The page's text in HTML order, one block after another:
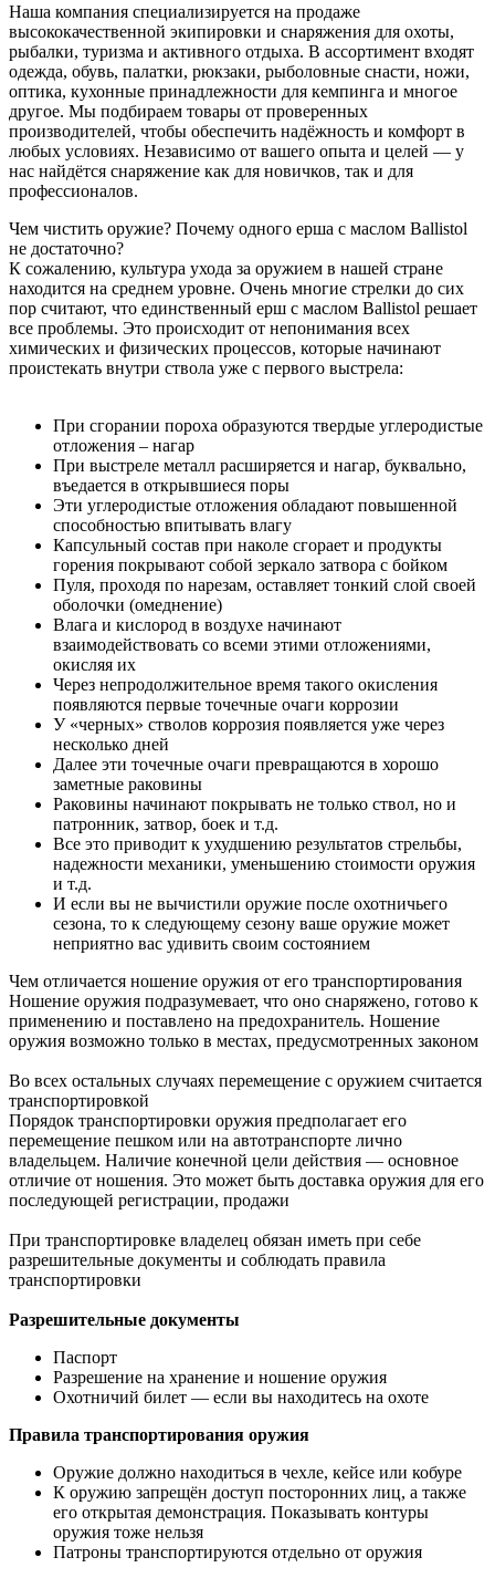
Наша компания специализируется на продаже
высококачественной экипировки и снаряжения для охоты,
рыбалки, туризма и активного отдыха. В ассортимент входят
одежда, обувь, палатки, рюкзаки, рыболовные снасти, ножи,
оптика, кухонные принадлежности для кемпинга и многое
другое. Мы подбираем товары от проверенных
производителей, чтобы обеспечить надёжность и комфорт в
любых условиях. Независимо от вашего опыта и целей — у
нас найдётся снаряжение как для новичков, так и для
профессионалов.
Чем чистить оружие? Почему одного ерша с маслом Ballistol
не достаточно?
К сожалению, культура ухода за оружием в нашей стране
находится на среднем уровне. Очень многие стрелки до сих
пор считают, что единственный ерш с маслом Ballistol решает
все проблемы. Это происходит от непонимания всех
химических и физических процессов, которые начинают
проистекать внутри ствола уже с первого выстрела:
При сгорании пороха образуются твердые углеродистые
отложения – нагар
При выстреле металл расширяется и нагар, буквально,
въедается в открывшиеся поры
Эти углеродистые отложения обладают повышенной
способностью впитывать влагу
Капсульный состав при наколе сгорает и продукты
горения покрывают собой зеркало затвора с бойком
Пуля, проходя по нарезам, оставляет тонкий слой своей
оболочки (омеднение)
Влага и кислород в воздухе начинают
взаимодействовать со всеми этими отложениями,
окисляя их
Через непродолжительное время такого окисления
появляются первые точечные очаги коррозии
У «черных» стволов коррозия появляется уже через
несколько дней
Далее эти точечные очаги превращаются в хорошо
заметные раковины
Раковины начинают покрывать не только ствол, но и
патронник, затвор, боек и т.д.
Все это приводит к ухудшению результатов стрельбы,
надежности механики, уменьшению стоимости оружия
и т.д.
И если вы не вычистили оружие после охотничьего
сезона, то к следующему сезону ваше оружие может
неприятно вас удивить своим состоянием
Чем отличается ношение оружия от его транспортирования
Ношение оружия подразумевает, что оно снаряжено, готово к
применению и поставлено на предохранитель. Ношение
оружия возможно только в местах, предусмотренных законом
Во всех остальных случаях перемещение с оружием считается
транспортировкой
Порядок транспортировки оружия предполагает его
перемещение пешком или на автотранспорте лично
владельцем. Наличие конечной цели действия — основное
отличие от ношения. Это может быть доставка оружия для его
последующей регистрации, продажи
При транспортировке владелец обязан иметь при себе
разрешительные документы и соблюдать правила
транспортировки
Разрешительные документы
Паспорт
Разрешение на хранение и ношение оружия
Охотничий билет — если вы находитесь на охоте
Правила транспортирования оружия
Оружие должно находиться в чехле, кейсе или кобуре
К оружию запрещён доступ посторонних лиц, а также
его открытая демонстрация. Показывать контуры
оружия тоже нельзя
Патроны транспортируются отдельно от оружия